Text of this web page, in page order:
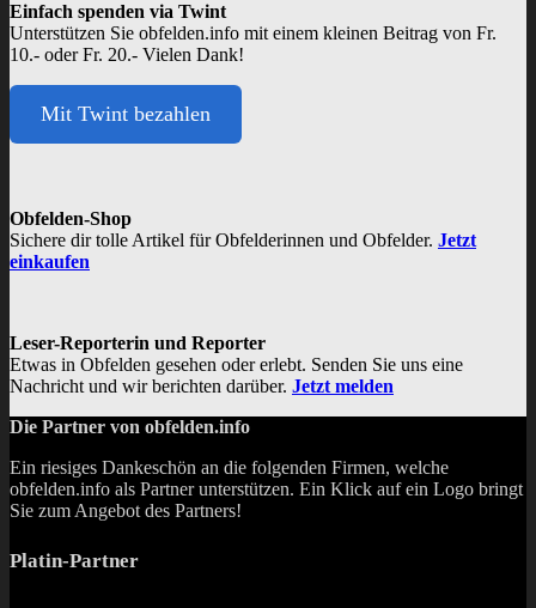
Einfach spenden via Twint
Unterstützen Sie obfelden.info mit einem kleinen Beitrag von Fr.
10.- oder Fr. 20.- Vielen Dank!
Mit Twint bezahlen
Obfelden-Shop
Sichere dir tolle Artikel für Obfelderinnen und Obfelder. Jetzt
einkaufen
Leser-Reporterin und Reporter
Etwas in Obfelden gesehen oder erlebt. Senden Sie uns eine
Nachricht und wir berichten darüber. Jetzt melden
Die Partner von obfelden.info
Ein riesiges Dankeschön an die folgenden Firmen, welche
obfelden.info als Partner unterstützen. Ein Klick auf ein Logo bringt
Sie zum Angebot des Partners!
Platin-Partner